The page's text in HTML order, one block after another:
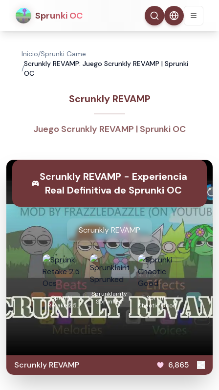
Sprunki OC
Inicio/Sprunki Game
/
Scrunkly REVAMP: Juego Scrunkly REVAMP | Sprunki
OC
Scrunkly REVAMP
Juego Scrunkly REVAMP | Sprunki OC
Scrunkly REVAMP - Experiencia
Real Definitiva de Sprunki OC
Scrunkly REVAMP
Sprunki
Retake 2.5
Ocs
Sprunklairity
Sprunked
Sprunki
Chaotic Good
Scrunkly REVAMP 6,865